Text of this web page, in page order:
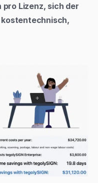
Lizenz, sich der
kostentechnisch,